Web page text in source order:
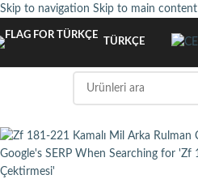
Skip to navigation Skip to main content
TÜRKÇE